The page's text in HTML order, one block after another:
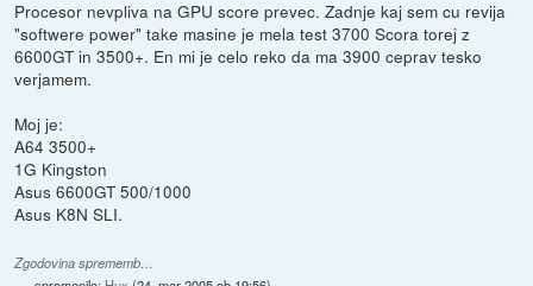
Procesor nevpliva na GPU score prevec. Zadnje kaj sem cu revija
"softwere power" take masine je mela test 3700 Scora torej z
6600GT in 3500+. En mi je celo reko da ma 3900 ceprav tesko
verjamem.
Moj je:
A64 3500+
1G Kingston
Asus 6600GT 500/1000
Asus K8N SLI.
Zgodovina sprememb…